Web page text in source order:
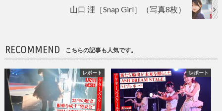
山口 浬［Snap Girl］（写真8枚）
RECOMMEND こちらの記事も人気です。
レポート レポート